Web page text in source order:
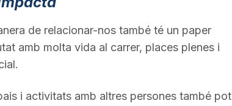
de relacionar-nos també té un paper
amb molta vida al carrer, places plenes i
i activitats amb altres persones també pot